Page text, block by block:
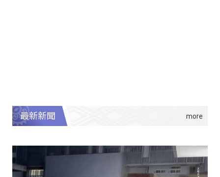
最新新聞